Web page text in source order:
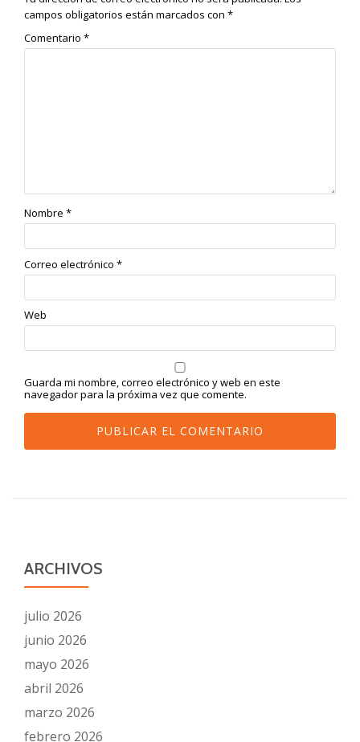
campos obligatorios están marcados con *
Comentario *
Nombre *
Correo electrónico *
Web
Guarda mi nombre, correo electrónico y web en este
navegador para la próxima vez que comente.
ARCHIVOS
julio 2026
junio 2026
mayo 2026
abril 2026
marzo 2026
febrero 2026